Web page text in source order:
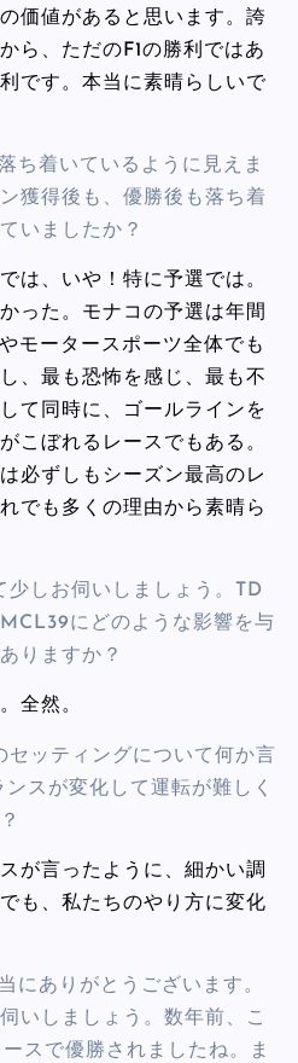
価値があると思います。誇
ら、ただのF1の勝利ではあ
です。本当に素晴らしいで
ち着いているように見えま
獲得後も、優勝後も落ち着
いましたか？
は、いや！特に予選では。
った。モナコの予選は年間
モータースポーツ全体でも
、最も恐怖を感じ、最も不
て同時に、ゴールラインを
こぼれるレースでもある。
必ずしもシーズン最高のレ
でも多くの理由から素晴ら
しお伺いしましょう。TD
にどのような影響を与
りますか？
全然。
ッティングについて何か言
スが変化して運転が難しく
が言ったように、細かい調
も、私たちのやり方に変化
にありがとうございます。
いしましょう。数年前、こ
スで優勝されましたね。ま